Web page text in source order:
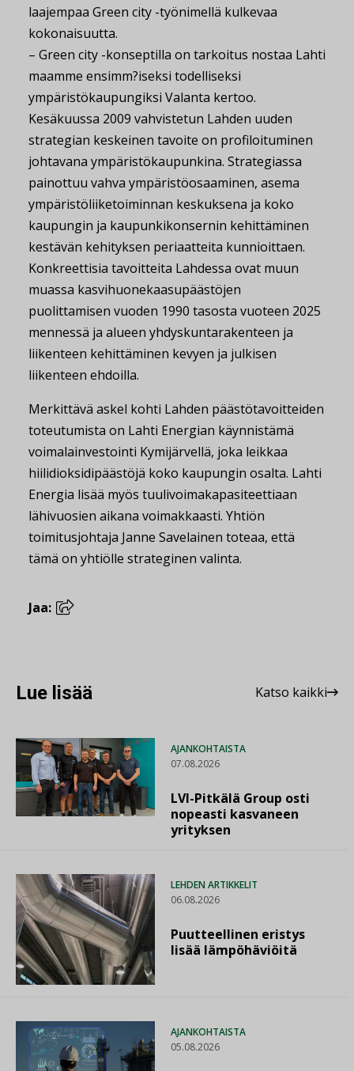
laajempaa Green city -työnimellä kulkevaa
kokonaisuutta.
– Green city -konseptilla on tarkoitus nostaa Lahti
maamme ensimm?iseksi todelliseksi
ympäristökaupungiksi Valanta kertoo.
Kesäkuussa 2009 vahvistetun Lahden uuden
strategian keskeinen tavoite on profiloituminen
johtavana ympäristökaupunkina. Strategiassa
painottuu vahva ympäristöosaaminen, asema
ympäristöliiketoiminnan keskuksena ja koko
kaupungin ja kaupunkikonsernin kehittäminen
kestävän kehityksen periaatteita kunnioittaen.
Konkreettisia tavoitteita Lahdessa ovat muun
muassa kasvihuonekaasupäästöjen
puolittamisen vuoden 1990 tasosta vuoteen 2025
mennessä ja alueen yhdyskuntarakenteen ja
liikenteen kehittäminen kevyen ja julkisen
liikenteen ehdoilla.
Merkittävä askel kohti Lahden päästötavoitteiden
toteutumista on Lahti Energian käynnistämä
voimalainvestointi Kymijärvellä, joka leikkaa
hiilidioksidipäästöjä koko kaupungin osalta. Lahti
Energia lisää myös tuulivoimakapasiteettiaan
lähivuosien aikana voimakkaasti. Yhtiön
toimitusjohtaja Janne Savelainen toteaa, että
tämä on yhtiölle strateginen valinta.
Jaa:
Lue lisää Katso kaikki
AJANKOHTAISTA
07.08.2026
LVI-Pitkälä Group osti
nopeasti kasvaneen
yrityksen
LEHDEN ARTIKKELIT
06.08.2026
Puutteellinen eristys
lisää lämpöhäviöitä
AJANKOHTAISTA
05.08.2026